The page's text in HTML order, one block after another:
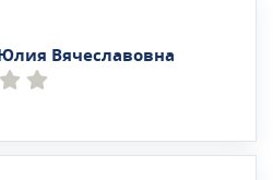
Вячеславовна